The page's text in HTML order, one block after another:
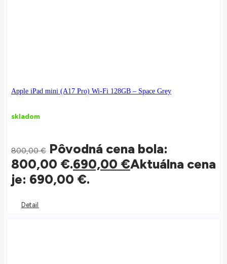
Apple iPad mini (A17 Pro) Wi-Fi 128GB – Space Grey
skladom
800,00€ Pôvodná cena bola:
800,00 €.690,00 €Aktuálna cena
je: 690,00 €.
Detail